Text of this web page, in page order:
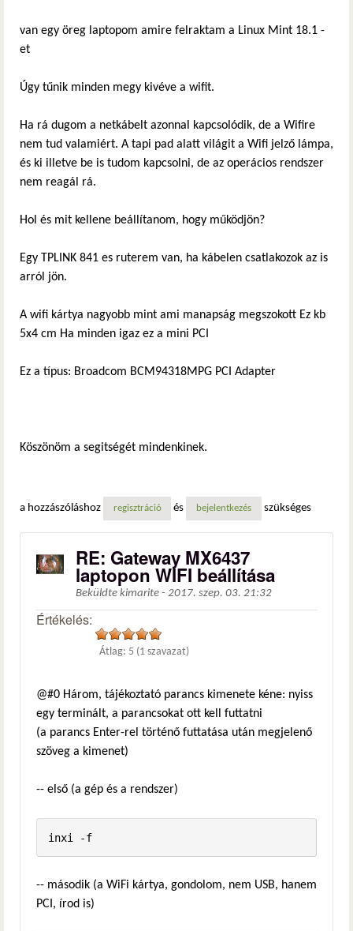
van egy öreg laptopom amire felraktam a Linux Mint 18.1 -
et
Úgy tűnik minden megy kivéve a wifit.
Ha rá dugom a netkábelt azonnal kapcsolódik, de a Wifire
nem tud valamiért. A tapi pad alatt világit a Wifi jelző lámpa,
és ki illetve be is tudom kapcsolni, de az operácios rendszer
nem reagál rá.
Hol és mit kellene beállítanom, hogy működjön?
Egy TPLINK 841 es ruterem van, ha kábelen csatlakozok az is
arról jön.
A wifi kártya nagyobb mint ami manapság megszokott Ez kb
5x4 cm Ha minden igaz ez a mini PCI
Ez a típus: Broadcom BCM94318MPG PCI Adapter
Köszönöm a segitségét mindenkinek.
a hozzászóláshoz regisztráció és bejelentkezés szükséges
RE: Gateway MX6437
laptopon WIFI beállítása
Beküldte kimarite - 2017. szep. 03. 21:32
Értékelés:
Átlag: 5 (1 szavazat)
@#0 Három, tájékoztató parancs kimenete kéne: nyiss
egy terminált, a parancsokat ott kell futtatni
(a parancs Enter-rel történő futtatása után megjelenő
szöveg a kimenet)
-- első (a gép és a rendszer)
inxi -f
-- második (a WiFi kártya, gondolom, nem USB, hanem
PCI, írod is)